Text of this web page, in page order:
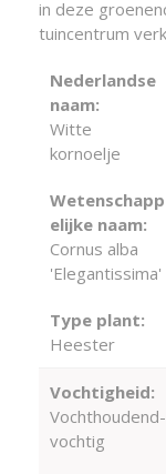
in deze
tuincentrum
Nederlandse
naam:
Witte
kornoelje
Wetenschapp
elijke naam:
Cornus alba
'Elegantissima'
Type plant:
Heester
Vochtigheid:
Vochthoudend-
vochtig